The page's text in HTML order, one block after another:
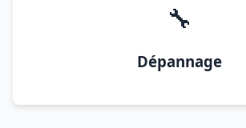
🔧
Dépannage